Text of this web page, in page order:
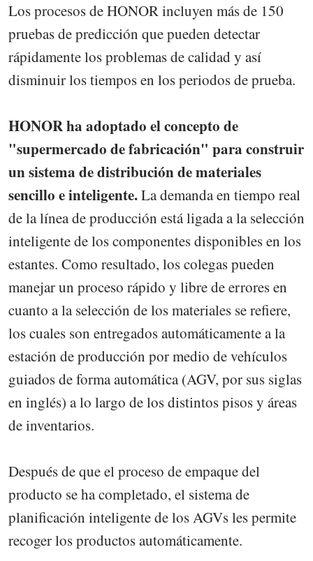
Los procesos de HONOR incluyen más de 150
pruebas de predicción que pueden detectar
rápidamente los problemas de calidad y así
disminuir los tiempos en los periodos de prueba.
HONOR ha adoptado el concepto de
"supermercado de fabricación" para construir
un sistema de distribución de materiales
sencillo e inteligente.La demanda en tiempo real
de la línea de producción está ligada a la selección
inteligente de los componentes disponibles en los
estantes. Como resultado, los colegas pueden
manejar un proceso rápido y libre de errores en
cuanto a la selección de los materiales se refiere,
los cuales son entregados automáticamente a la
estación de producción por medio de vehículos
guiados de forma automática (AGV, por sus siglas
en inglés) a lo largo de los distintos pisos y áreas
de inventarios.
Después de que el proceso de empaque del
producto se ha completado, el sistema de
planificación inteligente de los AGVs les permite
recoger los productos automáticamente.